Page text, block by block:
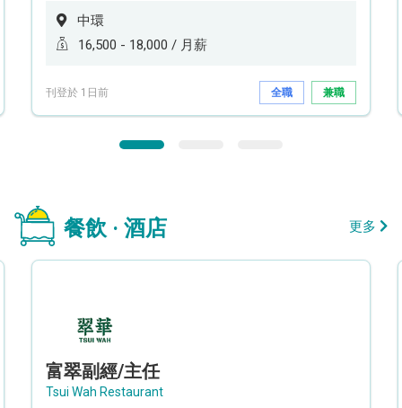
中環
16,500 - 18,000 / 月薪
刊登於 1日前 全職 兼職
餐飲 · 酒店 更多
富翠副經/主任
Tsui Wah Restaurant